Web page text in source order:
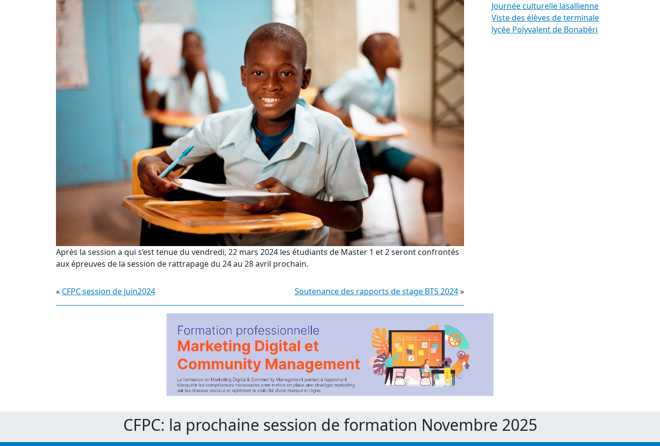
Après la session a qui s’est tenue du vendredi, 22 mars 2024 les étudiants de Master 1 et 2 seront confrontés
aux épreuves de la session de rattrapage du 24 au 28 avril prochain.
« CFPC session de juin2024 Soutenance des rapports de stage BTS 2024»
Journée culturelle lasallienne
Viste des élèves de terminale
lycée Polyvalent de Bonabéri
CFPC: la prochaine session de formation Novembre 2025